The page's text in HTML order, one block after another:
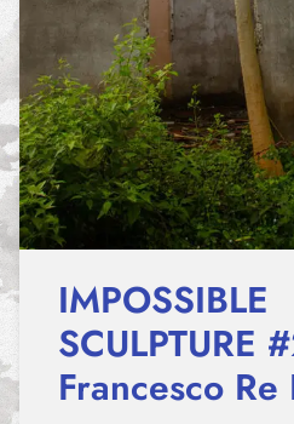
IMPOSSIBLE
SCULPTURE
Francesco